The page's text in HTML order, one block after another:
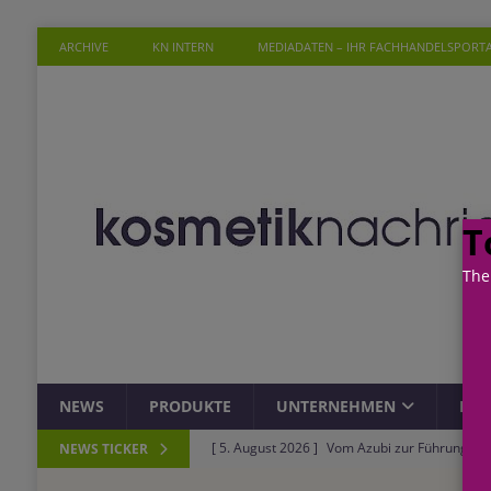
ARCHIVE KN INTERN MEDIADATEN – IHR
NEWS PRODUKTE UNTERNEHMEN
NEWS TICKER [ 5. August 2026 ] Vom Azubi zur